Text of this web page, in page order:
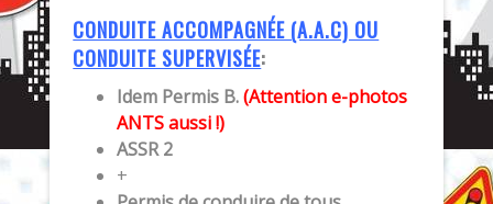
CONDUITE ACCOMPAGNÉE (A.A.C) OU
CONDUITE SUPERVISÉE:
Idem Permis B.(Attention e-photos
ANTS aussi !)
ASSR 2
+